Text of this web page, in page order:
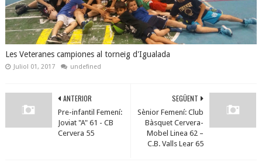
Les Veteranes campiones al torneig d'Igualada
Juliol 01, 2017 undefined
SEGÜENT
Sènior Femení: Club
Bàsquet Cervera-
Mobel Linea 62 –
C.B. Valls Lear 65
ANTERIOR
Pre-infantil Femení:
Joviat "A" 61 - CB
Cervera 55